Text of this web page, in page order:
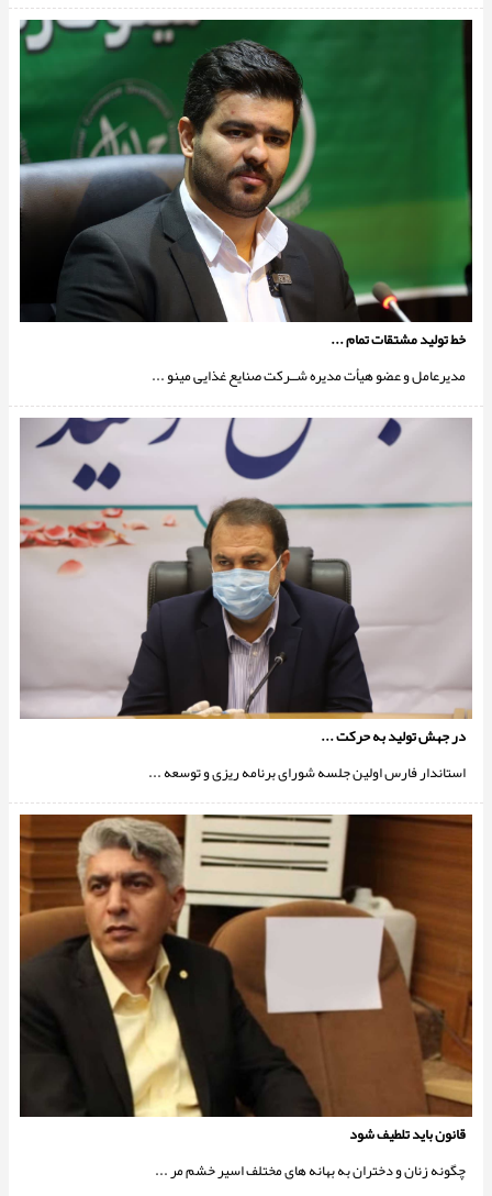
خط توليد مشتقات تمام ...
مدیرعامل و عضو هيأت مديره شــركت صنايع غذايى مينو ...
در جهش تولید به حرکت ...
استاندار فارس اولین جلسه شورای برنامه ریزی و توسعه ...
قانون بايد تلطيف شود
چگونه زنان و دختران به بهانه هاى مختلف اسير خشم مر ...